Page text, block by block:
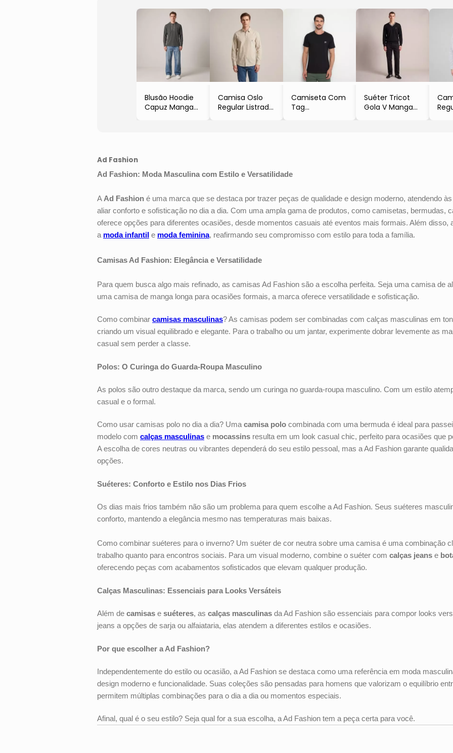
Ad Fashion
Ad Fashion: Moda Masculina com Estilo e Versatilidade
A Ad Fashion é uma marca que se destaca por trazer peças de qualidade e design moderno, atendendo
aliar conforto e sofisticação no dia a dia. Com uma ampla gama de produtos, como camisetas, bermudas,
oferece opções para diferentes ocasiões, desde momentos casuais até eventos mais formais. Além disso,
a moda infantil e moda feminina, reafirmando seu compromisso com estilo para toda a família.
Camisas Ad Fashion: Elegância e Versatilidade
Para quem busca algo mais refinado, as camisas Ad Fashion são a escolha perfeita. Seja uma camisa de
uma camisa de manga longa para ocasiões formais, a marca oferece versatilidade e sofisticação.
Como combinar camisas masculinas? As camisas podem ser combinadas com calças masculinas em
criando um visual equilibrado e elegante. Para o trabalho ou um jantar, experimente dobrar levemente as
casual sem perder a classe.
Polos: O Curinga do Guarda-Roupa Masculino
As polos são outro destaque da marca, sendo um curinga no guarda-roupa masculino. Com um estilo
casual e o formal.
Como usar camisas polo no dia a dia? Uma camisa polo combinada com uma bermuda é ideal para
modelo com calças masculinas e mocassins resulta em um look casual chic, perfeito para ocasiões que
A escolha de cores neutras ou vibrantes dependerá do seu estilo pessoal, mas a Ad Fashion garante
opções.
Suéteres: Conforto e Estilo nos Dias Frios
Os dias mais frios também não são um problema para quem escolhe a Ad Fashion. Seus suéteres
conforto, mantendo a elegância mesmo nas temperaturas mais baixas.
Como combinar suéteres para o inverno? Um suéter de cor neutra sobre uma camisa é uma combinação
trabalho quanto para encontros sociais. Para um visual moderno, combine o suéter com calças jeans e
oferecendo peças com acabamentos sofisticados que elevam qualquer produção.
Calças Masculinas: Essenciais para Looks Versáteis
Além de camisas e suéteres, as calças masculinas da Ad Fashion são essenciais para compor looks
jeans a opções de sarja ou alfaiataria, elas atendem a diferentes estilos e ocasiões.
Por que escolher a Ad Fashion?
Independentemente do estilo ou ocasião, a Ad Fashion se destaca como uma referência em moda
design moderno e funcionalidade. Suas coleções são pensadas para homens que valorizam o equilíbrio
permitem múltiplas combinações para o dia a dia ou momentos especiais.
Afinal, qual é o seu estilo? Seja qual for a sua escolha, a Ad Fashion tem a peça certa para você.
Blusão Hoodie
Capuz Manga
Camisa Oslo
Regular Listrada
Camiseta Com
Tag
Suéter Tricot
Gola V Manga